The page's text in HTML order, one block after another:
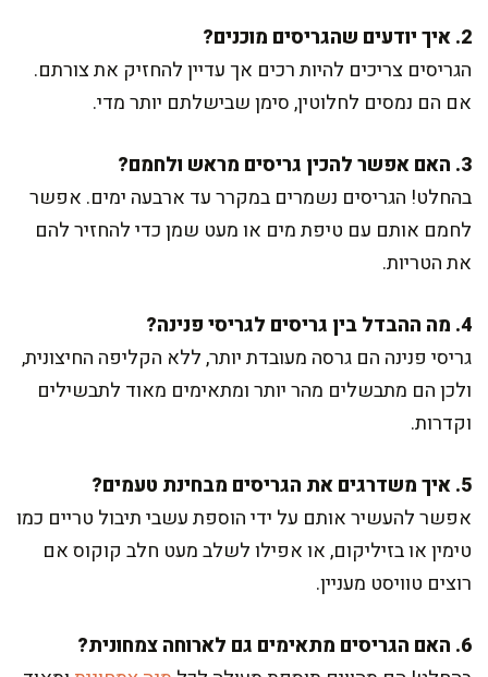
2. איך יודעים שהגריסים מוכנים?
הגריסים צריכים להיות רכים אך עדיין להחזיק את צורתם.
אם הם נמסים לחלוטין, סימן שבישלתם יותר מדי.
3. האם אפשר להכין גריסים מראש ולחמם?
בהחלט! הגריסים נשמרים במקרר עד ארבעה ימים. אפשר
לחמם אותם עם טיפת מים או מעט שמן כדי להחזיר להם
את הטריות.
4. מה ההבדל בין גריסים לגריסי פנינה?
גריסי פנינה הם גרסה מעובדת יותר, ללא הקליפה החיצונית,
ולכן הם מתבשלים מהר יותר ומתאימים מאוד לתבשילים
וקדרות.
5. איך משדרגים את הגריסים מבחינת טעמים?
אפשר להעשיר אותם על ידי הוספת עשבי תיבול טריים כמו
טימין או בזיליקום, או אפילו לשלב מעט חלב קוקוס אם
רוצים טוויסט מעניין.
6. האם הגריסים מתאימים גם לארוחה צמחונית?